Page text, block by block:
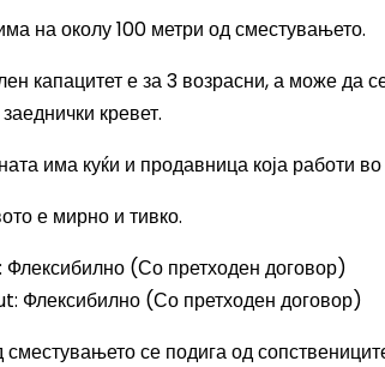
на околу 100 метри од сместувањето.
капацитет е за 3 возрасни, а може да
кревет.
има куќи и продавница која работи
е мирно и тивко.
Флексибилно (Со претходен договор)
Флексибилно (Со претходен договор)
сместувањето се подига од